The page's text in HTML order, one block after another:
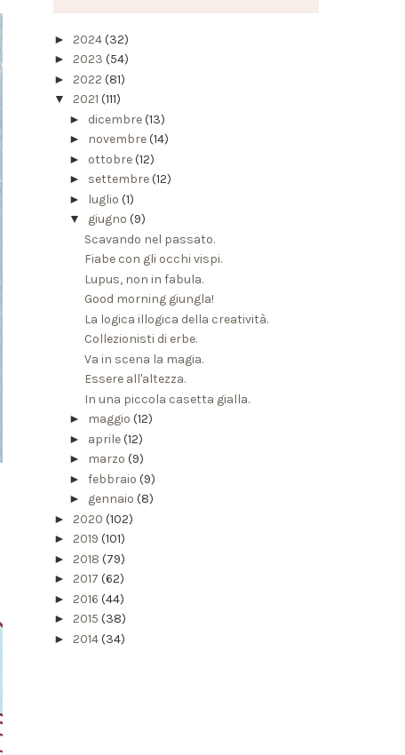
► 2024(32)
► 2023 (54)
► 2022 (81)
▼ 2021 (111)
► dicembre(13)
► novembre(14)
► ottobre(12)
► settembre(12)
► luglio (1)
▼ giugno (9)
Scavando nel passato.
Fiabe con gli occhi vispi.
Lupus, non in fabula.
Good morning giungla!
La logica illogica della creatività.
Collezionisti di erbe.
Va in scena la magia.
Essere all'altezza.
In una piccola casetta gialla.
► maggio (12)
► aprile(12)
► marzo (9)
► febbraio (9)
► gennaio (8)
► 2020 (102)
► 2019 (101)
► 2018 (79)
► 2017 (62)
► 2016 (44)
► 2015 (38)
► 2014(34)